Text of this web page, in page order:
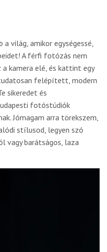
világ, amikor egységessé,
A férfi fotózás nem
kamera elé, és kattint egy
felépített, modern
sikeredet és
fotóstúdiók
Jómagam arra törekszem,
stílusod, legyen szó
vagy barátságos, laza